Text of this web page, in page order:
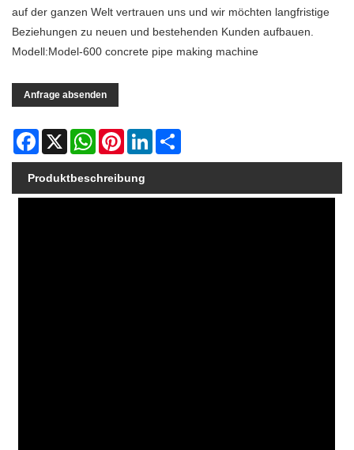
auf der ganzen Welt vertrauen uns und wir möchten langfristige
Beziehungen zu neuen und bestehenden Kunden aufbauen.
Modell:Model-600 concrete pipe making machine
Anfrage absenden
Facebook
X WhatsAppPinterestLinkedIn
Produktbeschreibung